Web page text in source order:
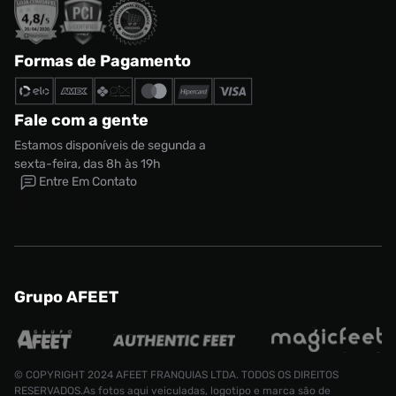
Formas de Pagamento
Fale com a gente
Estamos disponíveis de segunda a
sexta-feira, das 8h às 19h
Entre Em Contato
Grupo AFEET
© COPYRIGHT 2024 AFEET FRANQUIAS LTDA. TODOS OS DIREITOS
RESERVADOS.As fotos aqui veiculadas, logotipo e marca são de